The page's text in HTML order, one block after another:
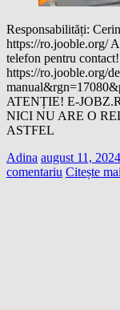
Responsabilități:
https://ro.jooble.org/
telefon pentru contact!
https://ro.jooble.org/
ATENȚIE! E-
NICI NU ARE O
ASTFEL
Adina august 11, 2024
comentariu Citește